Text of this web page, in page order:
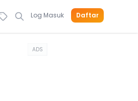
Log Masuk Daftar
ADS